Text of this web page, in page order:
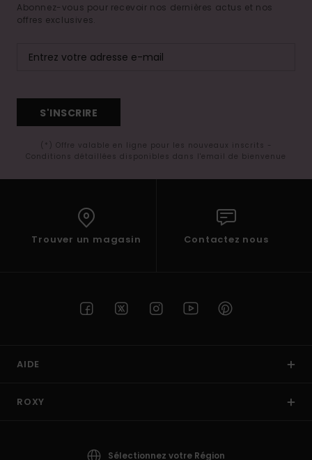
Abonnez-vous pour recevoir nos dernières actus et nos
offres exclusives.
S'INSCRIRE
(*) Offre valable en ligne pour les nouveaux inscrits -
Conditions détaillées disponibles dans l'email de bienvenue
Trouver un magasin Contactez nous
AIDE
ROXY
Sélectionnez votre Région